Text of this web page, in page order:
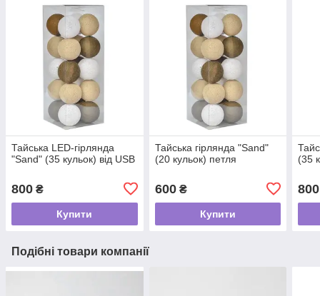
Тайська LED-гірлянда
"Sand" (35 кульок) від USB
800 ₴
Купити
Тайська гірлянда "Sand"
(20 кульок) петля
600₴
Купити
(35
800
Подібні товари компанії